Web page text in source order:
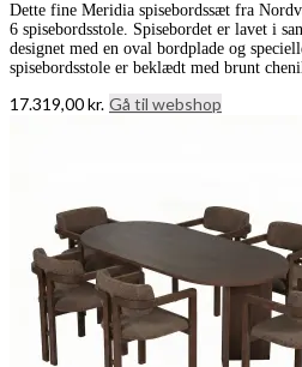
Dette fine Meridia spisebordssæt fra
6 spisebordsstole. Spisebordet er lavet i
designet med en oval bordplade og
spisebordsstole er beklædt med brunt
17.319,00kr. Gå til webshop